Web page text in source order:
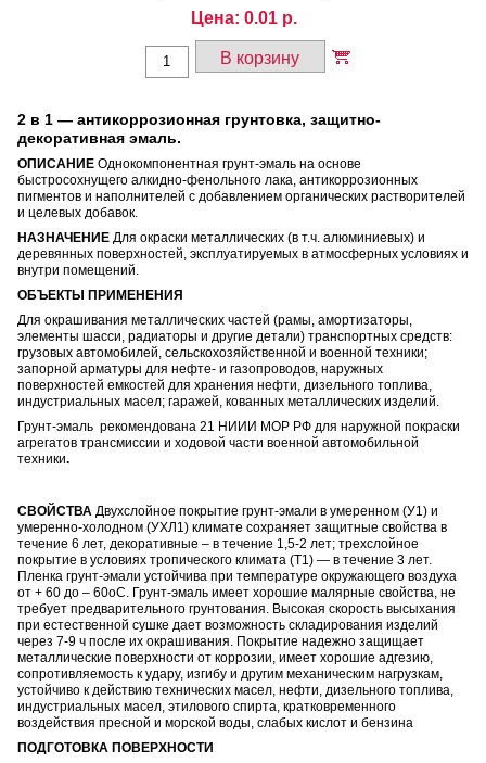
Цена: 0.01 р.
В корзину
2 в 1 — антикоррозионная грунтовка, защитно-
декоративная эмаль.
ОПИСАНИЕ Однокомпонентная грунт-эмаль на основе
быстросохнущего алкидно-фенольного лака, антикоррозионных
пигментов и наполнителей с добавлением органических растворителей
и целевых добавок.
НАЗНАЧЕНИЕ Для окраски металлических (в т.ч. алюминиевых) и
деревянных поверхностей, эксплуатируемых в атмосферных условиях и
внутри помещений.
ОБЪЕКТЫ ПРИМЕНЕНИЯ
Для окрашивания металлических частей (рамы, амортизаторы,
элементы шасси, радиаторы и другие детали) транспортных средств:
грузовых автомобилей, сельскохозяйственной и военной техники;
запорной арматуры для нефте- и газопроводов, наружных
поверхностей емкостей для хранения нефти, дизельного топлива,
индустриальных масел; гаражей, кованных металлических изделий.
Грунт-эмаль рекомендована 21 НИИИ МОР РФ для наружной покраски
агрегатов трансмиссии и ходовой части военной автомобильной
техники.
СВОЙСТВА Двухслойное покрытие грунт-эмали в умеренном (У1) и
умеренно-холодном (УХЛ1) климате сохраняет защитные свойства в
течение 6 лет, декоративные – в течение 1,5-2 лет; трехслойное
покрытие в условиях тропического климата (Т1) — в течение 3 лет.
Пленка грунт-эмали устойчива при температуре окружающего воздуха
от + 60 до – 60оС. Грунт-эмаль имеет хорошие малярные свойства, не
требует предварительного грунтования. Высокая скорость высыхания
при естественной сушке дает возможность складирования изделий
через 7-9 ч после их окрашивания. Покрытие надежно защищает
металлические поверхности от коррозии, имеет хорошие адгезию,
сопротивляемость к удару, изгибу и другим механическим нагрузкам,
устойчиво к действию технических масел, нефти, дизельного топлива,
индустриальных масел, этилового спирта, кратковременного
воздействия пресной и морской воды, слабых кислот и бензина
ПОДГОТОВКА ПОВЕРХНОСТИ